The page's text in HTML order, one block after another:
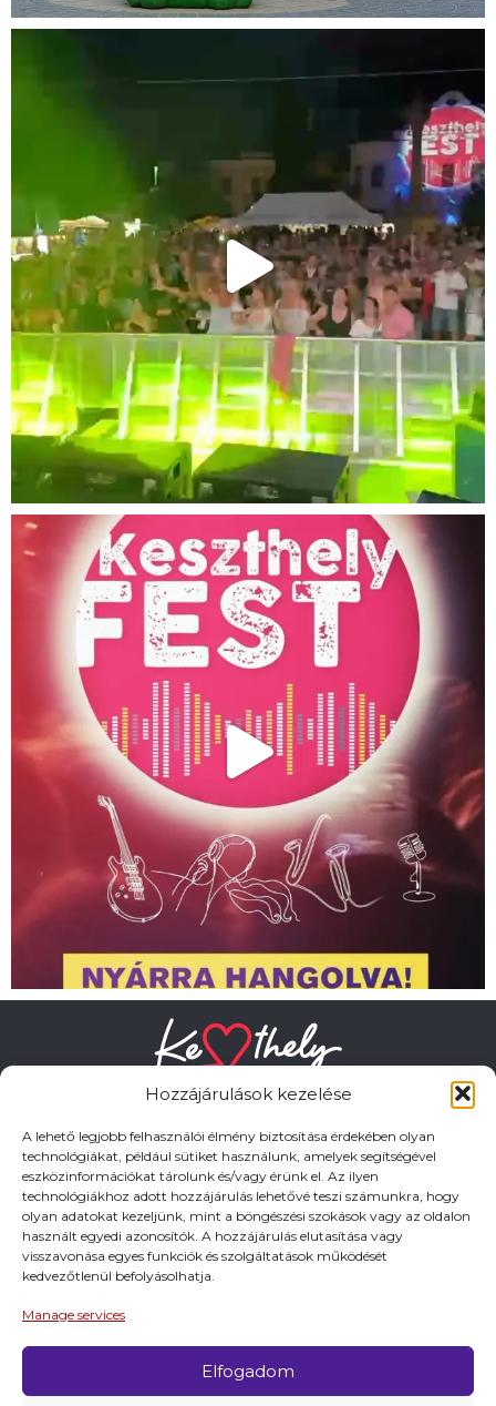
Hozzájárulások kezelése
A lehető legjobb felhasználói élmény biztosítása érdekében olyan
technológiákat, például sütiket használunk, amelyek segítségével
eszközinformációkat tárolunk és/vagy érünk el. Az ilyen
technológiákhoz adott hozzájárulás lehetővé teszi számunkra, hogy
olyan adatokat kezeljünk, mint a böngészési szokások vagy az oldalon
használt egyedi azonosítók. A hozzájárulás elutasítása vagy
visszavonása egyes funkciók és szolgáltatások működését
kedvezőtlenül befolyásolhatja.
Manage services
Elfogadom
HASZNOS LINKEK
Adatkezelési tájékoztató
Impresszum
© 2026 Minden jog fentartva.